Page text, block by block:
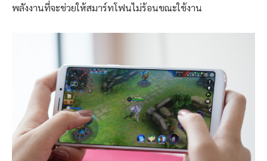
พลังงานที่จะช่วยให้สมาร์ทโฟนไม่ร้อนขณะใช้งาน